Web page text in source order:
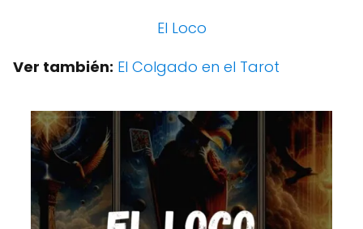
El Loco
Ver también: El Colgado en el Tarot